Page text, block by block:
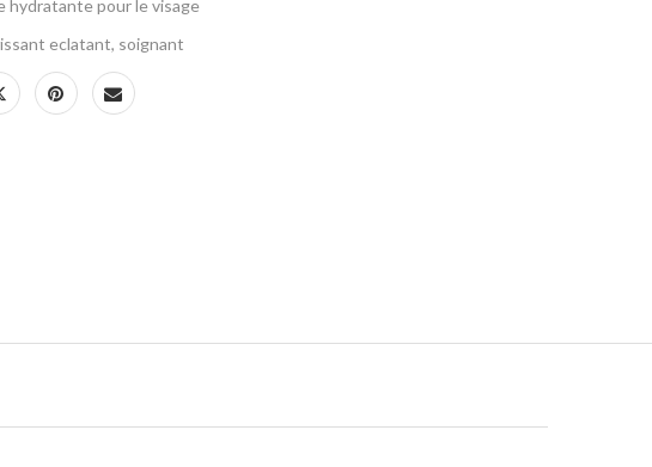
hydratante pour le visage
eclatant, soignant